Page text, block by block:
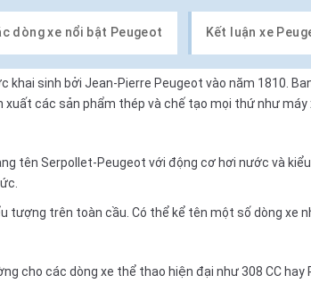
dòng xe nổi bật Peugeot Kết luận xe
sinh bởi Jean-Pierre Peugeot vào năm 1810.
các sản phẩm thép và chế tạo mọi thứ như máy
tên Serpollet-Peugeot với động cơ hơi nước và
trên toàn cầu. Có thể kể tên một số dòng xe
cho các dòng xe thể thao hiện đại như 308 CC hay